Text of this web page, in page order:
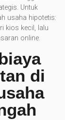
Untuk
usaha hipotetis:
kios kecil, lalu
online.
di